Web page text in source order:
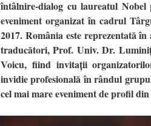
întâlnire-dialog cu laureatul
eveniment organizat în cadrul
2017. România este reprezentată
traducători, Prof. Univ. Dr.
Voicu, fiind invitații
invidie profesională în rândul
cel mai mare eveniment de profil